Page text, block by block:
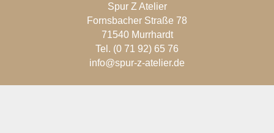
Spur Z Atelier
Fornsbacher Straße 78
71540 Murrhardt
Tel. (0 71 92) 65 76
info@spur-z-atelier.de